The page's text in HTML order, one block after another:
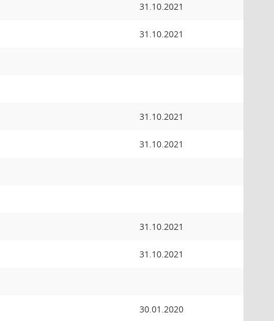
31.10.2021
31.10.2021
31.10.2021
31.10.2021
31.10.2021
31.10.2021
30.01.2020